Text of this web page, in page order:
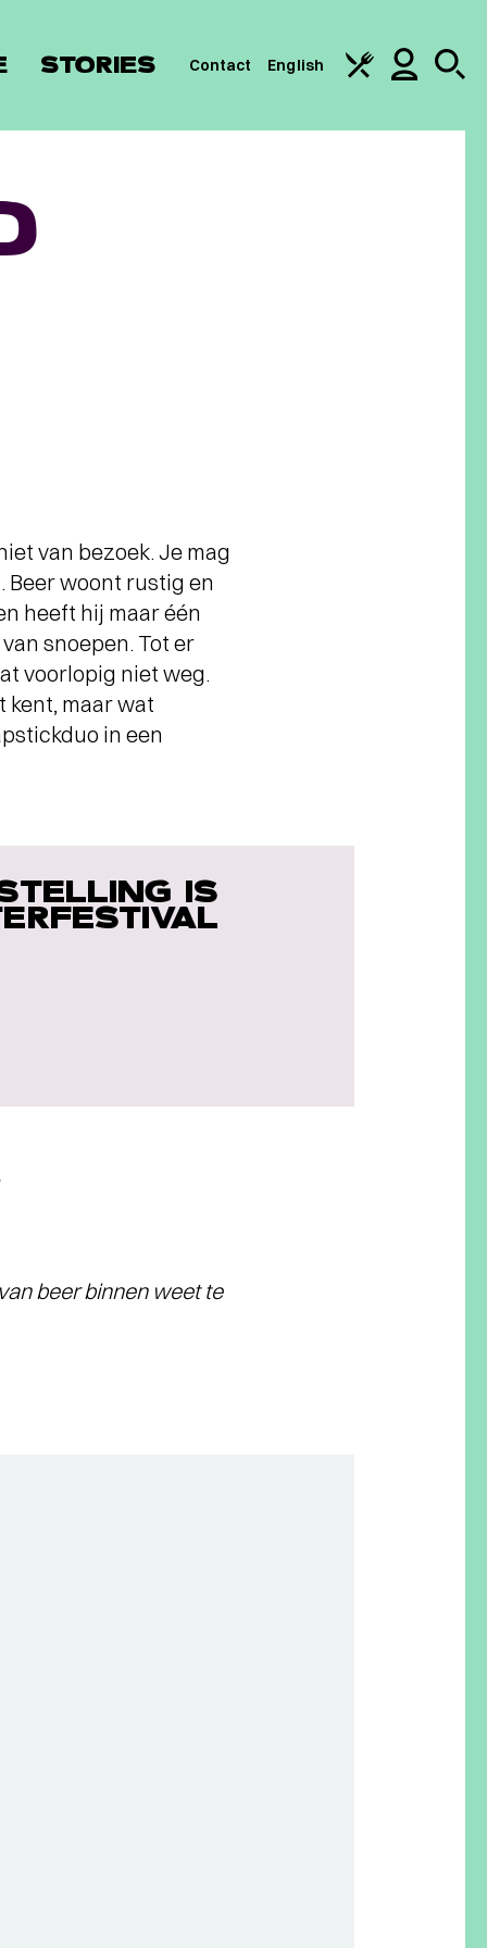
STORIES Contact English
van bezoek. Je mag
Beer woont rustig en
heeft hij maar één
snoepen. Tot er
voorlopig niet weg.
kent, maar wat
in een
IS
beer binnen weet te